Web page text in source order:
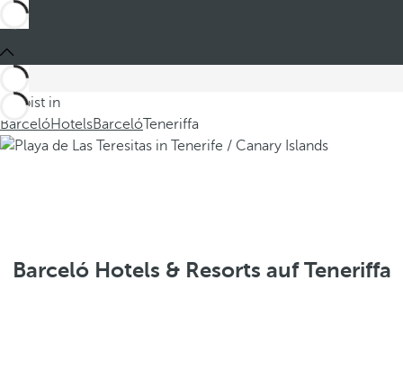
Du bist in
BarcelóHotelsBarcelóTeneriffa
Barceló Hotels & Resorts auf Teneriffa